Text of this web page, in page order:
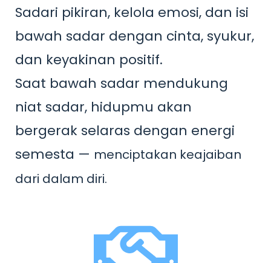
Sadari pikiran, kelola emosi, dan isi
bawah sadar dengan cinta, syukur,
dan keyakinan positif.
Saat bawah sadar mendukung
niat sadar, hidupmu akan
bergerak selaras dengan energi
semesta — menciptakan keajaiban
dari dalam diri.